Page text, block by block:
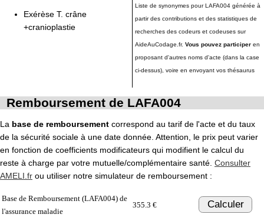
Exérèse T. crâne
+cranioplastie
Liste de synonymes pour LAFA004 générée à
partir des contributions et des statistiques de
recherches des codeurs et codeuses sur
AideAuCodage.fr. Vous pouvez participer en
proposant d'autres noms d'acte (dans la case
ci-dessus), voire en envoyant vos thésaurus
Remboursement de LAFA004
La base de remboursement correspond au tarif de l'acte et du taux
de la sécurité sociale à une date donnée. Attention, le prix peut varier
en fonction de coefficients modificateurs qui modifient le calcul du
reste à charge par votre mutuelle/complémentaire santé. Consulter
AMELI.fr ou utiliser notre simulateur de remboursement :
Base de Remboursement (LAFA004) de
l'assurance maladie
355.3 € Calculer